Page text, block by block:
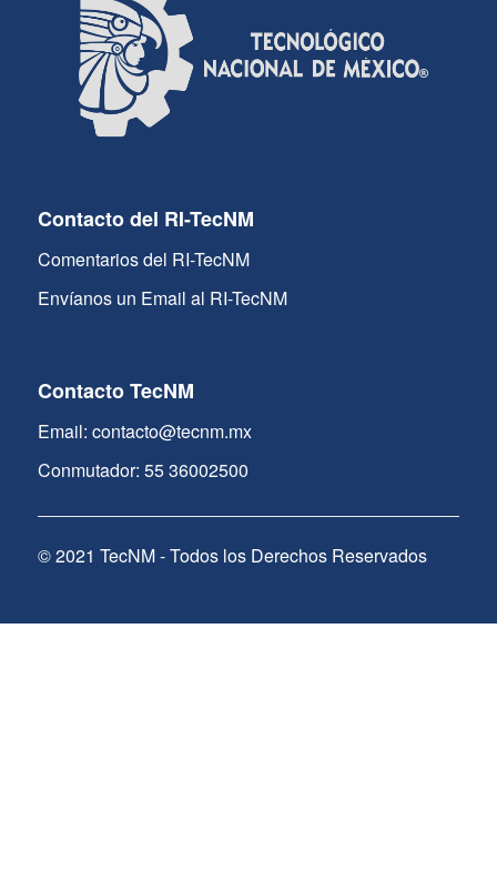
Contacto del RI-TecNM
Comentarios del RI-TecNM
Envíanos un Email al RI-TecNM
Contacto TecNM
Email: contacto@tecnm.mx
Conmutador: 55 36002500
© 2021 TecNM - Todos los Derechos Reservados